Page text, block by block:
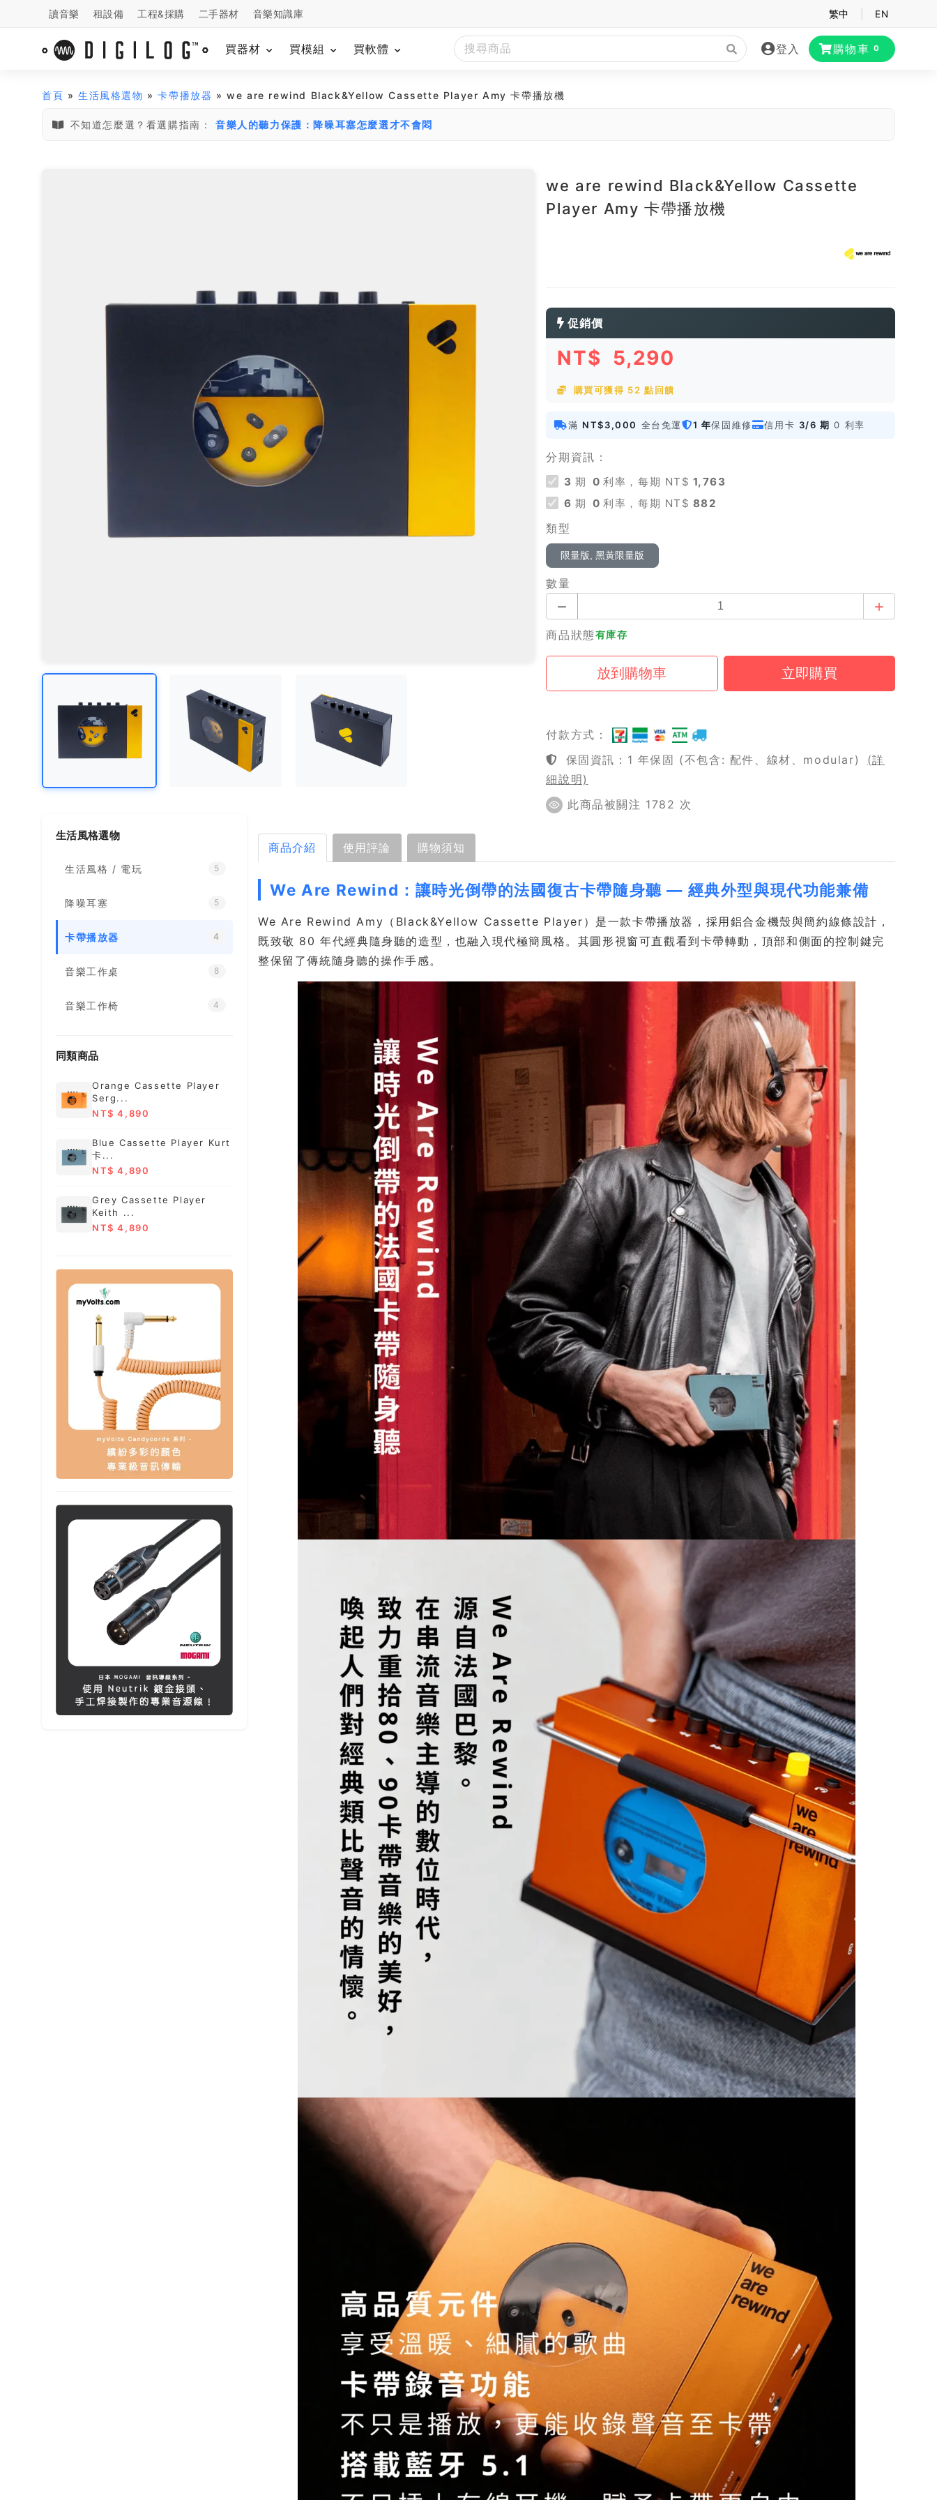
讀音樂 租設備 工程&採購 二手器材 音樂知識庫 繁中 EN
買器材 買模組 買軟體 登入 購物車 0
首頁 »生活風格選物 »卡帶播放器 » we are rewind Black&Yellow Cassette Player Amy 卡帶播放機
不知道怎麼選？看選購指南： 音樂人的聽力保護：降噪耳塞怎麼選才不會悶
we are rewind Black&Yellow Cassette
Player Amy 卡帶播放機
促銷價
NT$ 5,290
購買可獲得 52 點回饋
滿 NT$3,000 全台免運 1 年保固維修 信用卡 3/6 期 0 利率
分期資訊：
3 期 0 利率，每期 NT$ 1,763
6 期 0 利率，每期 NT$ 882
類型
限量版, 黑黃限量版
數量
商品狀態有庫存
付款方式：
保固資訊：1 年保固 (不包含: 配件、線材、modular)
(詳
細說明)
此商品被關注 1782 次
生活風格選物
生活風格 / 電玩 5
降噪耳塞 5
卡帶播放器 4
音樂工作桌 8
音樂工作椅 4
同類商品
Orange Cassette Player
Serg...
NT$ 4,890
Blue Cassette Player Kurt
卡...
NT$ 4,890
Grey Cassette Player
Keith ...
NT$ 4,890
商品介紹 使用評論 購物須知
We Are Rewind：讓時光倒帶的法國復古卡帶隨身聽 — 經典外型與現代功能兼備
We Are Rewind Amy（Black&Yellow Cassette Player）是一款卡帶播放器，採用鋁合金機殼與簡約線條設計，
既致敬 80 年代經典隨身聽的造型，也融入現代極簡風格。其圓形視窗可直觀看到卡帶轉動，頂部和側面的控制鍵完
整保留了傳統隨身聽的操作手感。